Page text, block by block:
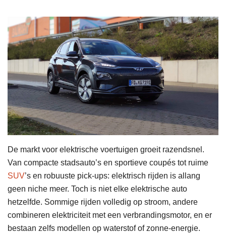
De markt voor elektrische voertuigen groeit razendsnel.
Van compacte stadsauto’s en sportieve coupés tot ruime
SUV’s en robuuste pick-ups: elektrisch rijden is allang
geen niche meer. Toch is niet elke elektrische auto
hetzelfde. Sommige rijden volledig op stroom, andere
combineren elektriciteit met een verbrandingsmotor, en er
bestaan zelfs modellen op waterstof of zonne-energie.